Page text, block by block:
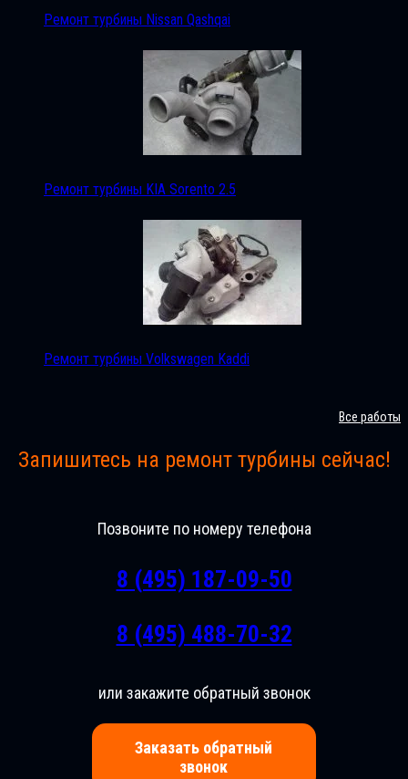
Ремонт турбины Nissan Qashqai
Ремонт турбины KIA Sorento 2.5
Ремонт турбины Volkswagen Kaddi
Все работы
Запишитесь на ремонт турбины сейчас!
Позвоните по номеру телефона
8 (495) 187-09-50
8 (495) 488-70-32
или закажите обратный звонок
Заказать обратный
звонок